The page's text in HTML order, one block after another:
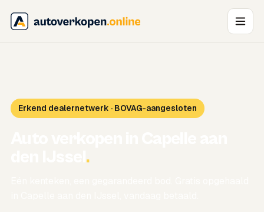
Erkend dealernetwerk · BOVAG-aangesloten
.